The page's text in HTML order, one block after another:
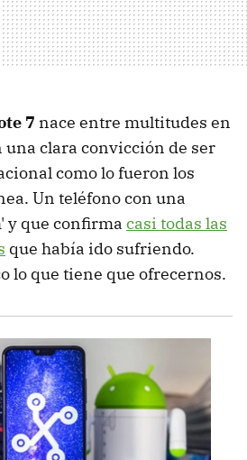
7 nace entre multitudes en
una clara convicción de ser
como lo fueron los
Un teléfono con una
y que confirma casi todas las
que había ido sufriendo.
lo que tiene que ofrecernos.